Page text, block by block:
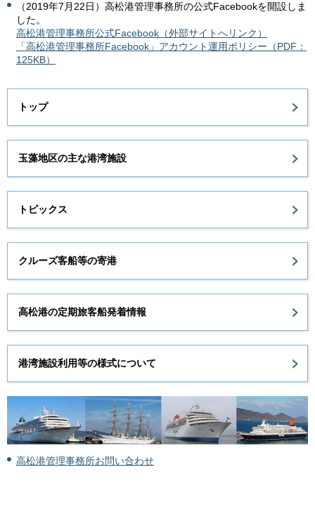
（2019年7月22日）高松港管理事務所の公式Facebookを開設しま
した。
高松港管理事務所公式Facebook（外部サイトへリンク）
「高松港管理事務所Facebook」アカウント運用ポリシー（PDF：
125KB）
トップ
玉藻地区の主な港湾施設
トピックス
クルーズ客船等の寄港
高松港の定期旅客船発着情報
港湾施設利用等の様式について
高松港管理事務所お問い合わせ